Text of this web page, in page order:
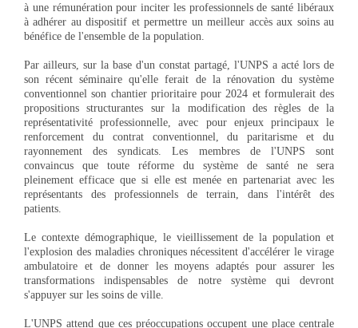
à une rémunération pour inciter les professionnels de santé libéraux
à adhérer au dispositif et permettre un meilleur accès aux soins au
bénéfice de l'ensemble de la population.
Par ailleurs, sur la base d'un constat partagé, l'UNPS a acté lors de
son récent séminaire qu'elle ferait de la rénovation du système
conventionnel son chantier prioritaire pour 2024 et formulerait des
propositions structurantes sur la modification des règles de la
représentativité professionnelle, avec pour enjeux principaux le
renforcement du contrat conventionnel, du paritarisme et du
rayonnement des syndicats. Les membres de l'UNPS sont
convaincus que toute réforme du système de santé ne sera
pleinement efficace que si elle est menée en partenariat avec les
représentants des professionnels de terrain, dans l'intérêt des
patients.
Le contexte démographique, le vieillissement de la population et
l'explosion des maladies chroniques nécessitent d'accélérer le virage
ambulatoire et de donner les moyens adaptés pour assurer les
transformations indispensables de notre système qui devront
s'appuyer sur les soins de ville.
L'UNPS attend que ces préoccupations occupent une place centrale